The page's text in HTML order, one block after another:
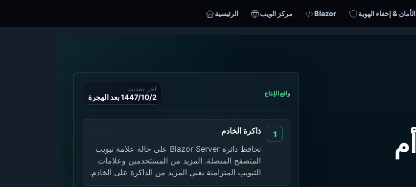
الرئيسية مركز الويب Blazor الأمان & إخفاء الهوية
WebAssembly أم
واقع الإنتاج
آخر تحديث
2‏‏/10‏‏/1447 بعد الهجرة
ذاكرة الخادم
تحافظ دائرة Blazor Server على حالة علامة تبويب
المتصفح المتصلة. المزيد من المستخدمين وعلامات
التبويب المتزامنة يعني المزيد من الذاكرة على الخادم.